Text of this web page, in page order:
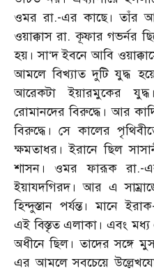
ওমর রা.-এর কাছে। তাঁর
ওয়াক্কাস রা. কূফার গভর্নর
হয়। সা‘দ ইবনে আবি
আমলে বিখ্যাত দুটি যুদ্ধ
আরেকটা ইয়ারমুকের
রোমানদের বিরুদ্ধে। আর
বিরুদ্ধে। সে কালের
ক্ষমতাধর। ইরানে ছিল
শাসন। ওমর ফারূক রা.-
ইয়াযদগিরদ। আর এ
হিন্দুস্তান পর্যন্ত। মানে
এই বিস্তৃত এলাকা। এবং মধ্য
অধীনে ছিল। তাদের
এর আমলে সবচেয়ে